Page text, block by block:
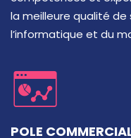
la meilleure qualité
l’informatique et du
POLE